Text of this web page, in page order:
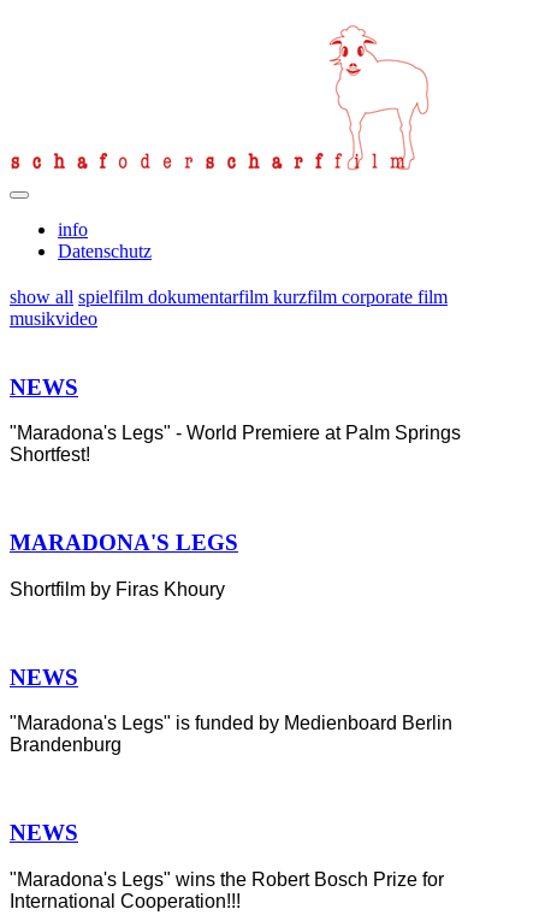
info
Datenschutz
show all spielfilm dokumentarfilm kurzfilm corporate film
musikvideo
NEWS
"Maradona's Legs" - World Premiere at Palm Springs
Shortfest!
MARADONA'S LEGS
Shortfilm by Firas Khoury
NEWS
"Maradona's Legs" is funded by Medienboard Berlin
Brandenburg
NEWS
"Maradona's Legs" wins the Robert Bosch Prize for
International Cooperation!!!